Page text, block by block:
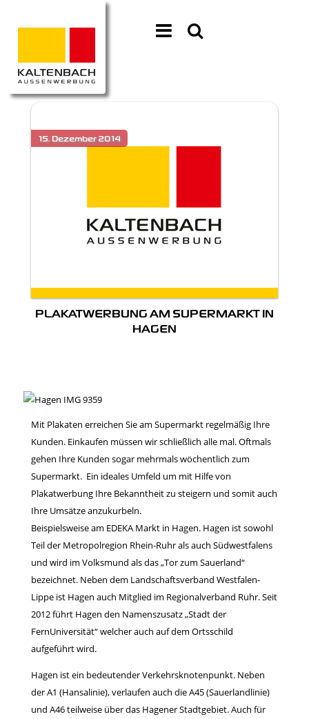
PLAKATWERBUNG AM SUPERMARKT IN
HAGEN
Mit Plakaten erreichen Sie am Supermarkt regelmäßig Ihre
Kunden. Einkaufen müssen wir schließlich alle mal. Oftmals
gehen Ihre Kunden sogar mehrmals wöchentlich zum
Supermarkt. Ein ideales Umfeld um mit Hilfe von
Plakatwerbung Ihre Bekanntheit zu steigern und somit auch
Ihre Umsätze anzukurbeln.
Beispielsweise am EDEKA Markt in Hagen. Hagen ist sowohl
Teil der Metropolregion Rhein-Ruhr als auch Südwestfalens
und wird im Volksmund als das „Tor zum Sauerland“
bezeichnet. Neben dem Landschaftsverband Westfalen-
Lippe ist Hagen auch Mitglied im Regionalverband Ruhr. Seit
2012 führt Hagen den Namenszusatz „Stadt der
FernUniversität“ welcher auch auf dem Ortsschild
aufgeführt wird.
Hagen ist ein bedeutender Verkehrsknotenpunkt. Neben
der A1 (Hansalinie), verlaufen auch die A45 (Sauerlandlinie)
und A46 teilweise über das Hagener Stadtgebiet. Auch für